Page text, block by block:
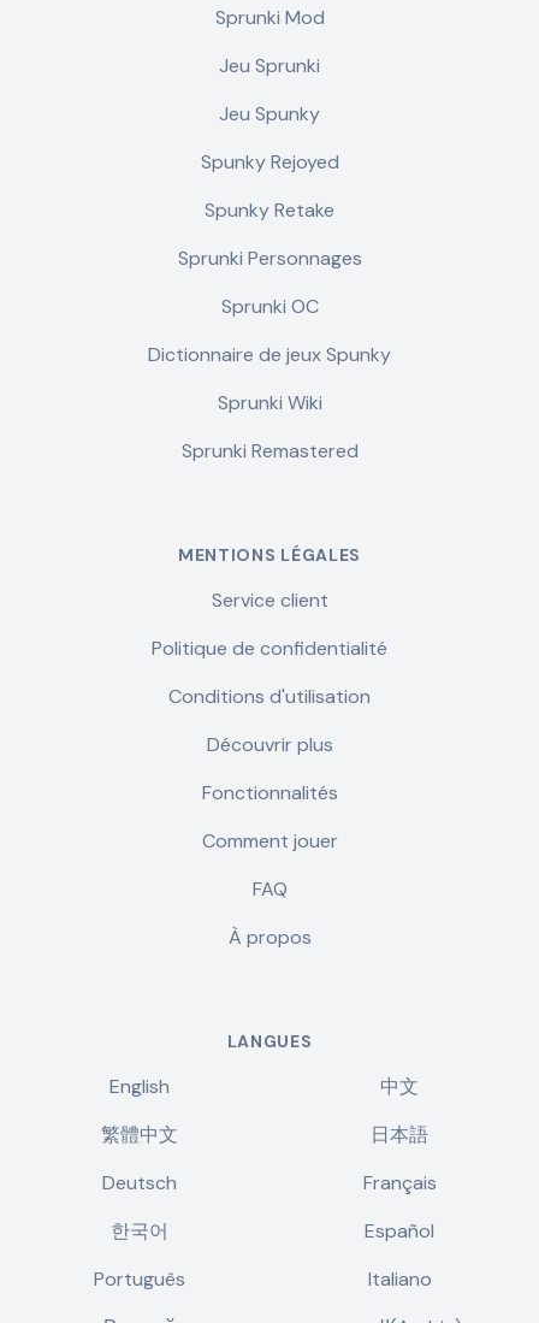
Sprunki Mod
Jeu Sprunki
Jeu Spunky
Spunky Rejoyed
Spunky Retake
Sprunki Personnages
Sprunki OC
Dictionnaire de jeux Spunky
Sprunki Wiki
Sprunki Remastered
MENTIONS LÉGALES
Service client
Politique de confidentialité
Conditions d'utilisation
Découvrir plus
Fonctionnalités
Comment jouer
FAQ
À propos
LANGUES
English
中文
繁體中文
日本語
Deutsch
Français
한국어
Español
Português
Italiano